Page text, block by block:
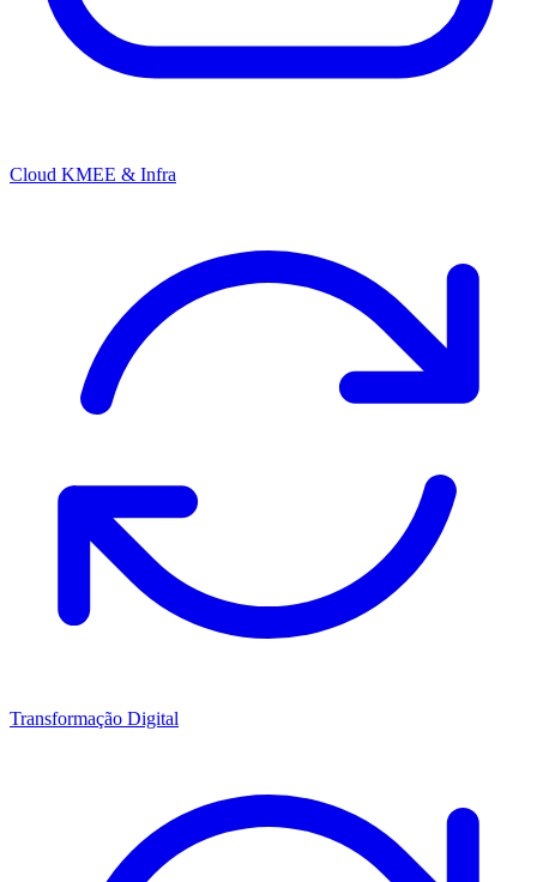
Cloud KMEE & Infra
Transformação Digital